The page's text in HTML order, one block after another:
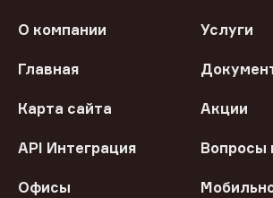
О компании Услуги
Главная
Карта сайта Акции
API Интеграция Вопросы
Офисы